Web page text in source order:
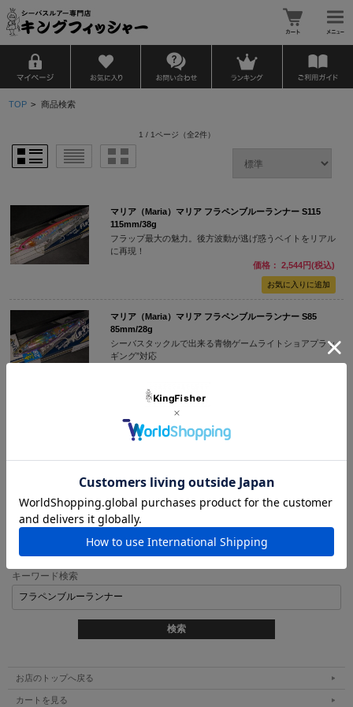
TOP > 商品検索
1 / 1ページ （全2件）
マリア（Maria）マリア フラペンブルーランナー S115
115mm/38g
フラップ最大の魅力。後方波動が逃げ惑うベイトをリアル
に再現！
価格： 2,544円(税込)
マリア（Maria）マリア フラペンブルーランナー S85
85mm/28g
シーバスタックルで出来る青物ゲームライトショアプラッ
ギング”対応
1 / 1ページ（全2件）
商品検索
キーワード検索
お店のトップへ戻る
カートを見る